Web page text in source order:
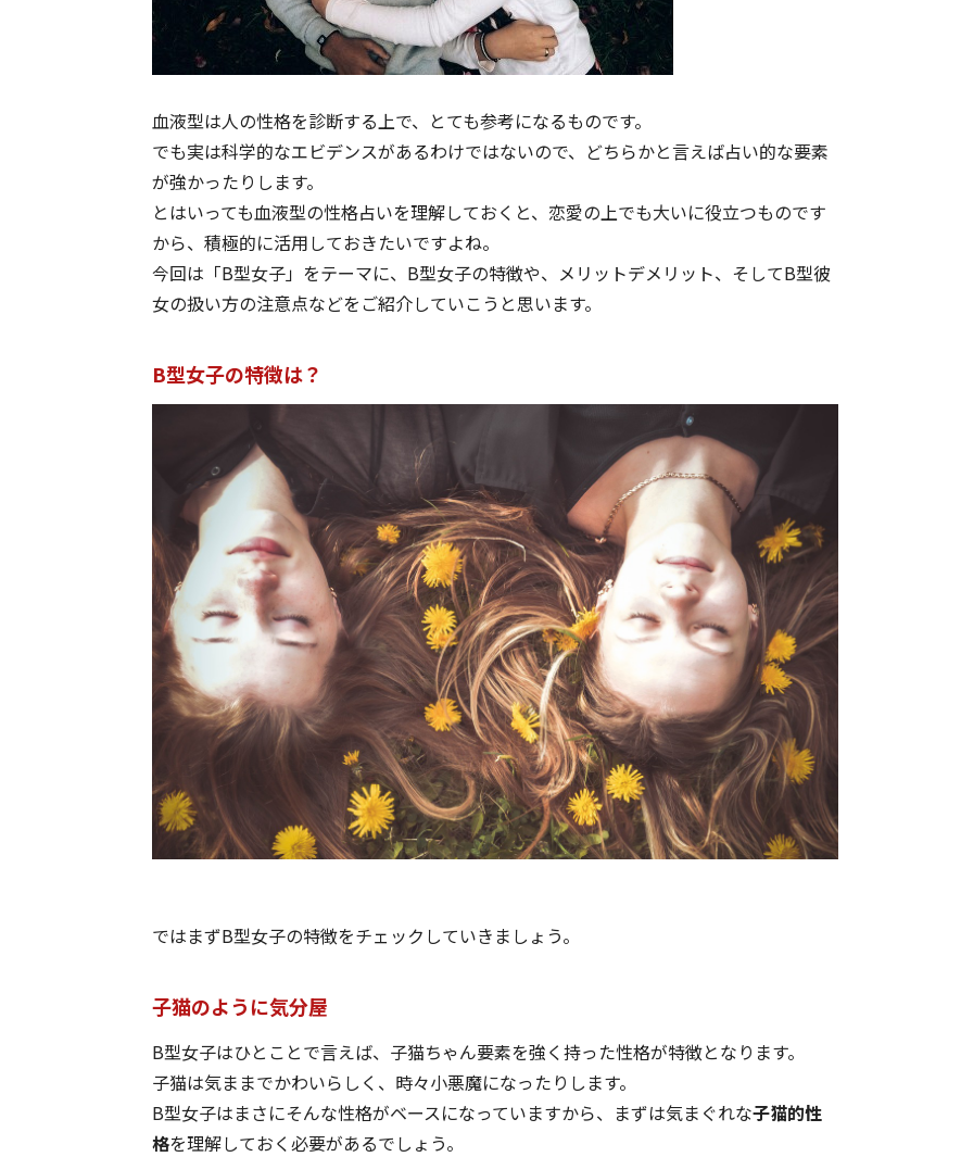
血液型は人の性格を診断する上で、とても参考になるものです。
でも実は科学的なエビデンスがあるわけではないので、どちらかと言えば占い的な要素
が強かったりします。
とはいっても血液型の性格占いを理解しておくと、恋愛の上でも大いに役立つものです
から、積極的に活用しておきたいですよね。
今回は「B型女子」をテーマに、B型女子の特徴や、メリットデメリット、そしてB型彼
女の扱い方の注意点などをご紹介していこうと思います。
B型女子の特徴は？
ではまずB型女子の特徴をチェックしていきましょう。
子猫のように気分屋
B型女子はひとことで言えば、子猫ちゃん要素を強く持った性格が特徴となります。
子猫は気ままでかわいらしく、時々小悪魔になったりします。
B型女子はまさにそんな性格がベースになっていますから、まずは気まぐれな子猫的性
格を理解しておく必要があるでしょう。